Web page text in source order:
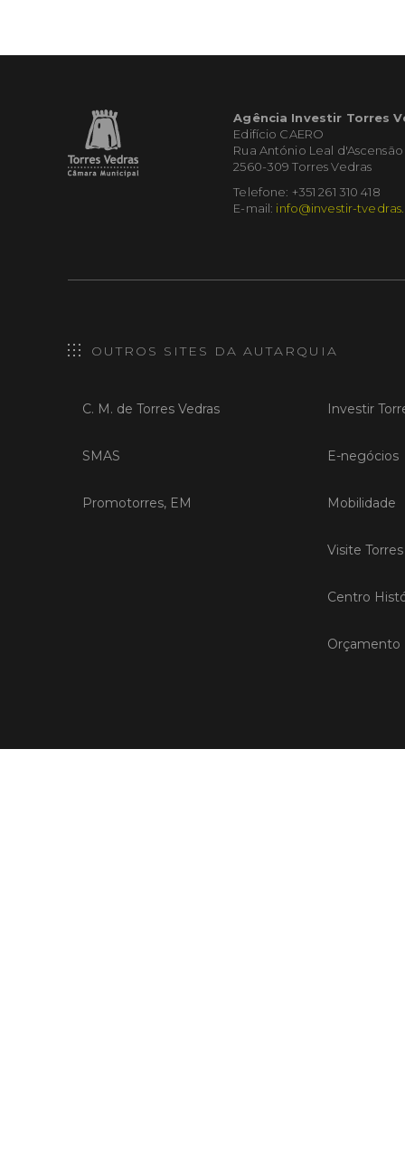
Agência Investir Torres
Edifício CAERO
Rua António Leal d'Ascensão
2560-309 Torres Vedras
Telefone: +351 261 310 418
E-mail: info@investir-
OUTROS SITES DA AUTARQUIA
C. M. de Torres Vedras
SMAS
Promotorres, EM
Investir
E-negócios
Mobilidade
Visite
Centro
Orçamento